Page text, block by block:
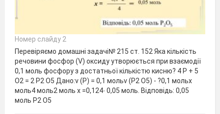
Номер слайду 2
Перевіряємо домашні задачі№ 215 ст. 152 Яка кількість
речовини фосфор (V) оксиду утворюється при взаємодії
0,1 моль фосфору з достатньої кількістю кисню? 4 Р + 5
О2 = 2 Р2 О5 Дано:ν (Р) = 0,1 мольν (Р2 О5) - ?0,1 мольх
моль4 моль2 моль х =0,124∙ 0,05 моль. Відповідь: 0,05
моль Р2 О5